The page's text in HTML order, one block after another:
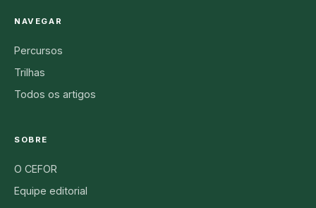
NAVEGAR
Percursos
Trilhas
Todos os artigos
SOBRE
O CEFOR
Equipe editorial